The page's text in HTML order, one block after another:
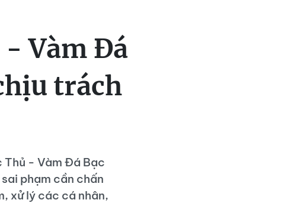
- Vàm Đá
trách
Thủ - Vàm Đá Bạc
phạm cần chấn
xử lý các cá nhân,